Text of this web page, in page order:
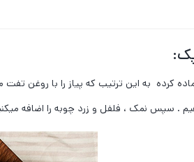
:
اماده کرده به این ترتیب که پیاز را با روغن
. سپس نمک ، فلفل و زرد چوبه را اضافه